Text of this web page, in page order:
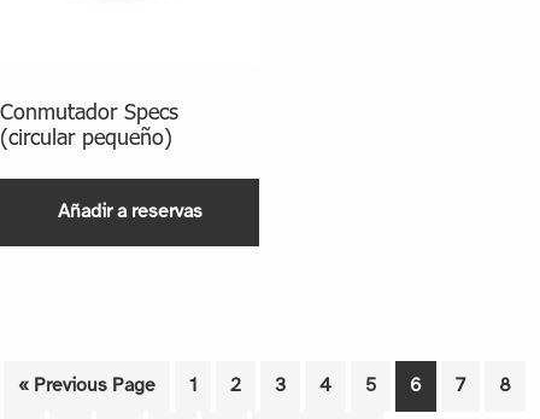
Conmutador Specs
(circular pequeño)
Añadir a reservas
« Previous Page 1 2 3 4 5 6 7 8